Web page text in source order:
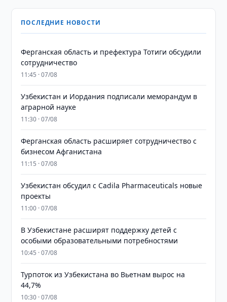
ПОСЛЕДНИЕ НОВОСТИ
Ферганская область и префектура Тотиги обсудили
сотрудничество
11:45 · 07/08
Узбекистан и Иордания подписали меморандум в
аграрной науке
11:30 · 07/08
Ферганская область расширяет сотрудничество с
бизнесом Афганистана
11:15 · 07/08
Узбекистан обсудил с Cadila Pharmaceuticals новые
проекты
11:00 · 07/08
В Узбекистане расширят поддержку детей с
особыми образовательными потребностями
10:45 · 07/08
Турпоток из Узбекистана во Вьетнам вырос на
44,7%
10:30 · 07/08